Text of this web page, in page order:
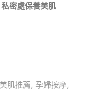
私密處保養美肌
肌推薦 孕婦按摩